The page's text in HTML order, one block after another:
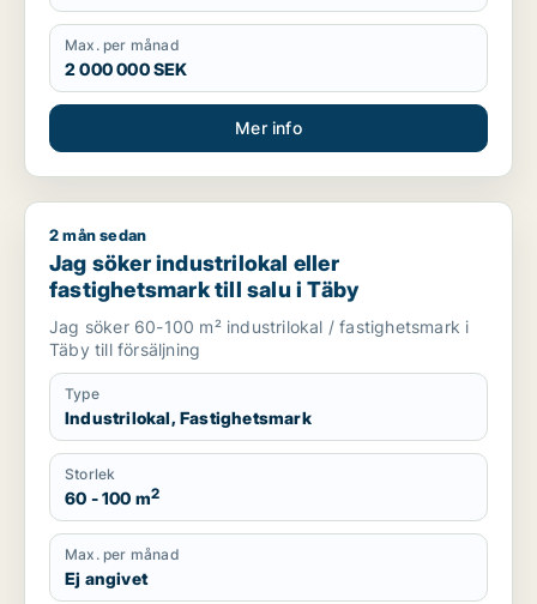
Max. per månad
2 000 000 SEK
Mer info
Jag söker industrilokal eller fastighetsmark till salu i Täby
2 mån sedan
Jag söker industrilokal eller
fastighetsmark till salu i Täby
Jag söker 60-100 m² industrilokal / fastighetsmark i
Täby till försäljning
Type
Industrilokal, Fastighetsmark
Storlek
60 - 100 m2
Max. per månad
Ej angivet